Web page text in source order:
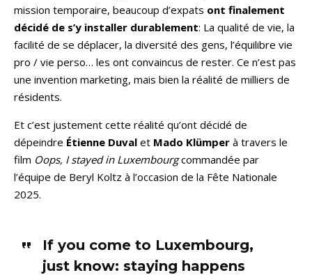
mission temporaire, beaucoup d’expats ont finalement
décidé de s’y installer durablement: La qualité de vie, la
facilité de se déplacer, la diversité des gens, l’équilibre vie
pro / vie perso… les ont convaincus de rester. Ce n’est pas
une invention marketing, mais bien la réalité de milliers de
résidents.
Et c’est justement cette réalité qu’ont décidé de
dépeindre Étienne Duval et Mado Klümper à travers le
film Oops, I stayed in Luxembourgcommandée par
l’équipe de Beryl Koltz à l’occasion de la Fête Nationale
2025.
If you come to Luxembourg,
just know: staying happens